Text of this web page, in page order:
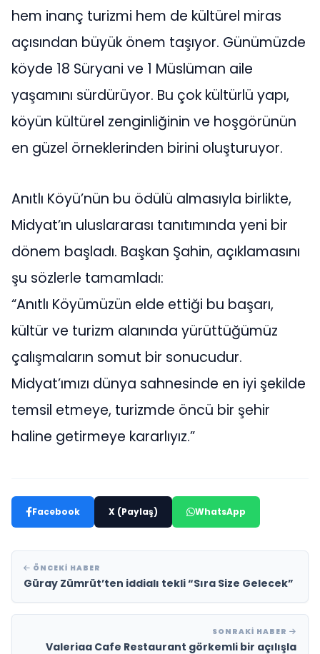
hem inanç turizmi hem de kültürel miras
açısından büyük önem taşıyor. Günümüzde
köyde 18 Süryani ve 1 Müslüman aile
yaşamını sürdürüyor. Bu çok kültürlü yapı,
köyün kültürel zenginliğinin ve hoşgörünün
en güzel örneklerinden birini oluşturuyor.
Anıtlı Köyü’nün bu ödülü almasıyla birlikte,
Midyat’ın uluslararası tanıtımında yeni bir
dönem başladı. Başkan Şahin, açıklamasını
şu sözlerle tamamladı:
“Anıtlı Köyümüzün elde ettiği bu başarı,
kültür ve turizm alanında yürüttüğümüz
çalışmaların somut bir sonucudur.
Midyat’ımızı dünya sahnesinde en iyi şekilde
temsil etmeye, turizmde öncü bir şehir
haline getirmeye kararlıyız.”
Facebook X (Paylaş) WhatsApp
ÖNCEKI HABER
Güray Zümrüt’ten iddialı tekli “Sıra Size Gelecek”
SONRAKI HABER
Valeriaa Cafe Restaurant görkemli bir açılışla